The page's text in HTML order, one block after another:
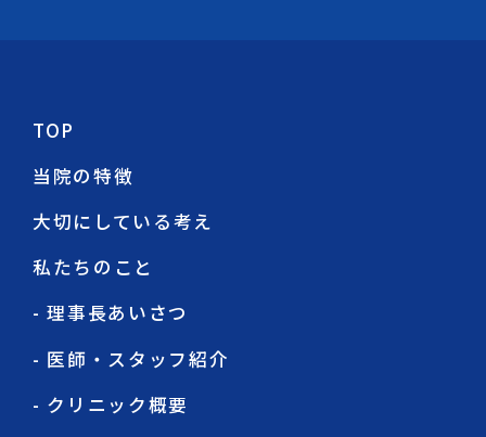
TOP
当院の特徴
大切にしている考え
私たちのこと
- 理事長あいさつ
- 医師・スタッフ紹介
- クリニック概要